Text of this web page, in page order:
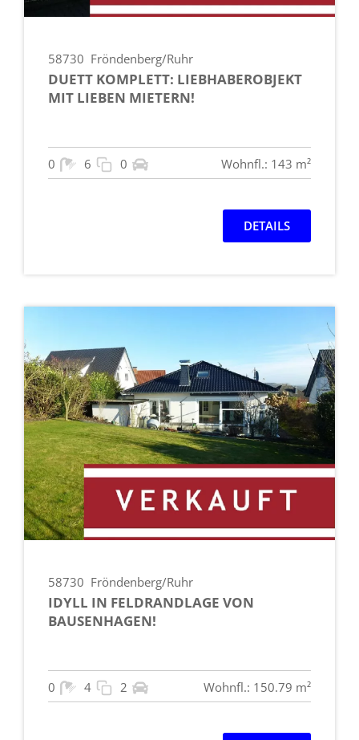
58730 Fröndenberg/Ruhr
DUETT KOMPLETT: LIEBHABEROBJEKT
MIT LIEBEN MIETERN!
0 6 0 Wohnfl.: 143 m²
DETAILS
58730 Fröndenberg/Ruhr
IDYLL IN FELDRANDLAGE VON
BAUSENHAGEN!
0 4 2 Wohnfl.: 150.79 m²